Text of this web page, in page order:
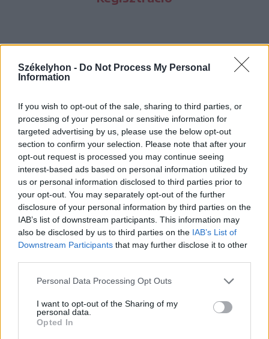
Székelyhon - Do Not Process My Personal
Information
If you wish to opt-out of the sale, sharing to third parties, or
processing of your personal or sensitive information for
targeted advertising by us, please use the below opt-out
section to confirm your selection. Please note that after your
opt-out request is processed you may continue seeing
interest-based ads based on personal information utilized by
us or personal information disclosed to third parties prior to
your opt-out. You may separately opt-out of the further
disclosure of your personal information by third parties on the
IAB’s list of downstream participants. This information may
also be disclosed by us to third parties on the IAB’s List of
Downstream Participants that may further disclose it to other
Personal Data Processing Opt Outs
I want to opt-out of the Sharing of my
personal data.
Opted In
Hasznos
Impresszum
Szerzői jogok
Adatvédelmi tájékoztató
Cookie-kezelési tájékoztató
Hozzászólási szabályzat
Nyomtatott lapjaink archívuma
Székely Hírmondó archívuma